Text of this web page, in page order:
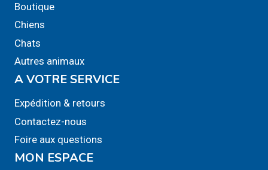
Boutique
Chiens
Chats
Autres animaux
A VOTRE SERVICE
Expédition & retours
Contactez-nous
Foire aux questions
MON ESPACE